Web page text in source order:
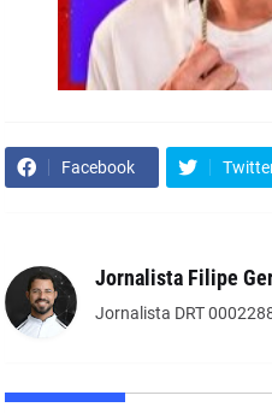
Facebook
Jornalista Filipe
Jornalista DRT